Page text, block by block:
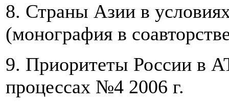
8. Страны Азии в
(монография в
9. Приоритеты России в
процессах №4 2006 г.